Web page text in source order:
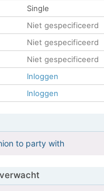
Single
Niet gespecificeerd
Niet gespecificeerd
Niet gespecificeerd
Inloggen
Inloggen
to party with